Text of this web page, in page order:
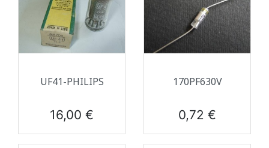
UF41-PHILIPS
Prix
16,00 €
170PF630V
Prix
0,72 €